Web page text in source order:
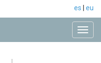
es eu